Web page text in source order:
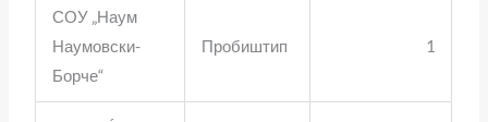
СОУ „Наум
Наумовски-
Борче“
Пробиштип 1